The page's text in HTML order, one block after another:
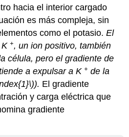
hacia el interior cargado
es más compleja, sin
como el potasio.El
K+, un ion positivo, también
célula, pero el gradiente de
a expulsar a K+ de la
). El gradiente
y carga eléctrica que
gradiente